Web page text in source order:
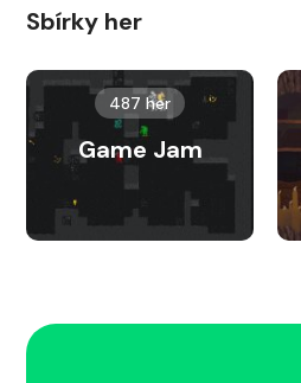
Sbírky her
487 her
Game Jam